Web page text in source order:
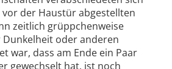
der Haustür abgestellten
zeitlich grüppchenweise
Dunkelheit oder anderen
war, dass am Ende ein Paar
gewechselt hat, ist noch